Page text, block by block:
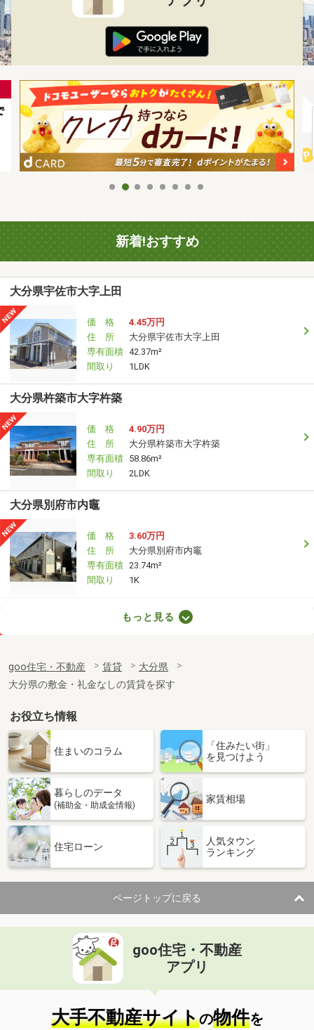
新着!おすすめ
大分県宇佐市大字上田
価 格
4.45万円
住 所
大分県宇佐市大字上田
専有面積 42.37m²
間取り
1LDK
大分県杵築市大字杵築
価 格
4.90万円
住 所
大分県杵築市大字杵築
専有面積 58.86m²
間取り
2LDK
大分県別府市内竈
価 格
3.60万円
住 所
大分県別府市内竈
専有面積 23.74m²
間取り
1K
専有面積
32.34m²
間取り
1K
大分県中津市大字上宮永
価 格
5.70万円
大分県中津市大字上宮永
専有面積 58.84m²
間取り
大分県中津市大字永添
住 所
大分県中津市大字永添
専有面積 50.78m²
間取り
2LDK
大分県大分市大字津守
価 格
住 所
大分県大分市大字津守
専有面積 23.18m²
間取り
1K
もっと見る
goo住宅・不動産 賃貸
大分県
大分県の敷金・礼金なしの賃貸を探す
お役立ち情報
住まいのコラム
「住みたい街」
を見つけよう
暮らしのデータ
(補助金・助成金情報)
家賃相場
住宅ローン
人気タウン
ランキング
ページトップに戻る
goo住宅・不動産
アプリ
大手不動産サイトの物件を